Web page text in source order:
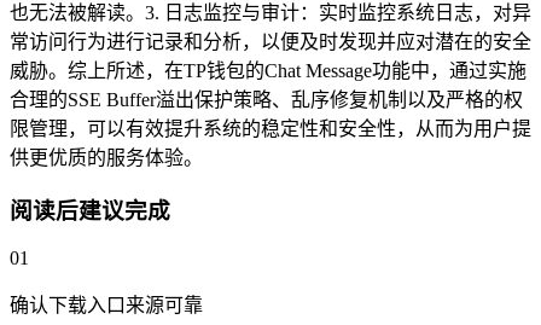
也无法被解读。3. 日志监控与审计：实时监控系统日志，对异
常访问行为进行记录和分析，以便及时发现并应对潜在的安全
威胁。综上所述，在TP钱包的Chat Message功能中，通过实施
合理的SSE Buffer溢出保护策略、乱序修复机制以及严格的权
限管理，可以有效提升系统的稳定性和安全性，从而为用户提
供更优质的服务体验。
阅读后建议完成
01
确认下载入口来源可靠